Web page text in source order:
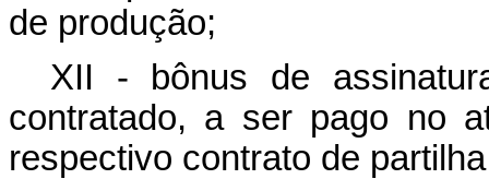
de produção;
XII - bônus de
contratado, a ser pago no
respectivo contrato de